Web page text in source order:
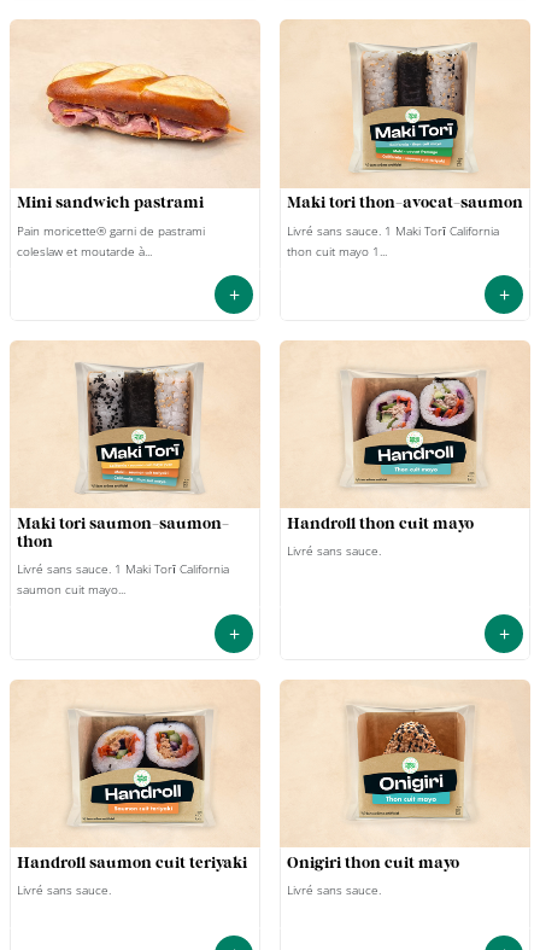
mini sandwich pastrami
Pain moricette® garni de pastrami
coleslaw et moutarde à...
+
maki tori thon-avocat-saumon
Livré sans sauce. 1 Maki Torī California
thon cuit mayo 1...
+
maki tori saumon-saumon-
thon
Livré sans sauce. 1 Maki Torī California
saumon cuit mayo...
+
handroll thon cuit mayo
Livré sans sauce.
+
handroll saumon cuit teriyaki
Livré sans sauce.
onigiri thon cuit mayo
Livré sans sauce.